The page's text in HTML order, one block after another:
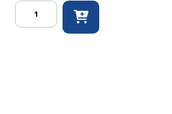
Burnshield